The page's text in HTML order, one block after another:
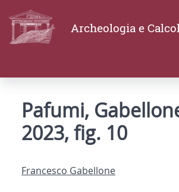
Archeologia e
Pafumi,
2023, fig. 10
Francesco Gabellone